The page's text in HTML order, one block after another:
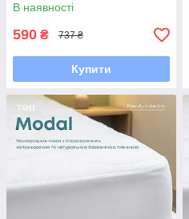
В наявності
590 ₴ 737 ₴
Купити